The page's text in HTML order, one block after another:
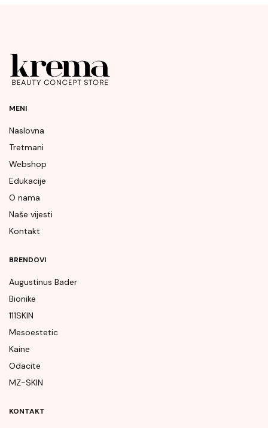
MENI
Naslovna
Tretmani
Webshop
Edukacije
O nama
Naše vijesti
Kontakt
BRENDOVI
Augustinus Bader
Bionike
111SKIN
Mesoestetic
Kaine
Odacite
MZ-SKIN
KONTAKT